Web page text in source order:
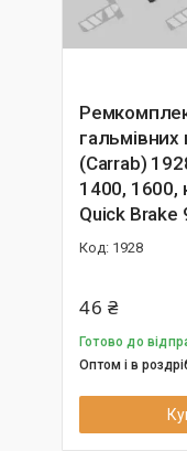
гальмівних
(Carrab)
1400, 1600,
Quick Brake
1928
46 ₴
Готово до
Оптом і в